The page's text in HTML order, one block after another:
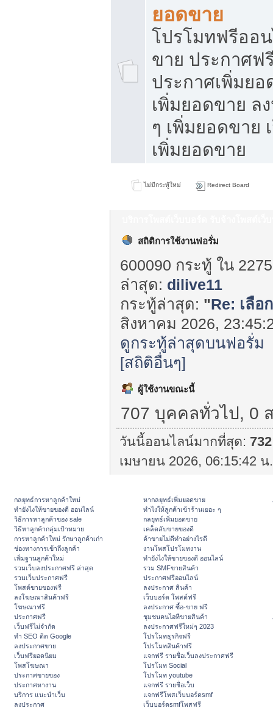
ยอดขาย
โปรโมทฟรีออ
ขาย ประกาศฟ
ประกาศเพิ่มย
เพิ่มยอดขาย ล
ๆ เพิ่มยอดขาย
เพิ่มยอดขาย
ไม่มีกระทู้ใหม่ Redirect Board
สถิติการใช้งานฟอรั่ม
600090 กระทู้ ใน
ล่าสุด: dilive11
กระทู้ล่าสุด: "Re: เลือ
สิงหาคม 2026,
ดูกระทู้ล่าสุดบนฟอรั่ม
[สถิติอื่นๆ]
ผู้ใช้งานขณะนี้
707 บุคคลทั่วไป, 0
วันนี้ออนไลน์มากที่สุด: 732
เมษายน 2026, 06:15:42 น
กลยุทธ์การหาลูกค้าใหม่
ทํายังไงให้ขายของดี ออนไลน์
วิธีการหาลูกค้าของ sale
วิธีหาลูกค้ากลุ่มเป้าหมาย
การหาลูกค้าใหม่ รักษาลูกค้าเก่า
ช่องทางการเข้าถึงลูกค้า
เพิ่มฐานลูกค้าใหม่
รวมเว็บลงประกาศฟรี ล่าสุด
รวมเว็บประกาศฟรี
โพสต์ขายของฟรี
ลงโฆษณาสินค้าฟรี
โฆษณาฟรี
ประกาศฟรี
เว็บฟรีไม่จำกัด
ทำ SEO ติด Google
ลงประกาศขาย
เว็บฟรียอดนิยม
โพสโฆษณา
ประกาศขายของ
ประกาศหางาน
บริการ แนะนำเว็บ
ลงประกาศ
หากลยุทธ์เพิ่มยอดขาย
ทําไงให้ลูกค้าเข้าร้านเยอะ ๆ
กลยุทธ์เพิ่มยอดขาย
เคล็ดลับขายของดี
ค้าขายไม่ดีทำอย่างไรดี
งานโพสโปรโมทงาน
ทํายังไงให้ขายของดี ออนไลน์
รวม SMFขายสินค้า
ประกาศฟรีออนไลน์
ลงประกาศ สินค้า
เว็บบอร์ด โพสต์ฟรี
ลงประกาศ ซื้อ-ขาย ฟรี
ชุมชนคนไอทีขายสินค้า
ลงประกาศฟรีใหม่ๆ 2023
โปรโมทธุรกิจฟรี
โปรโมทสินค้าฟรี
แจกฟรี รายชื่อเว็บลงประกาศฟรี
โปรโมท Social
โปรโมท youtube
แจกฟรี รายชื่อเว็บ
แจกฟรีโพสเว็บบอร์ดsmf
เว็บบอร์ดsmfโพสฟรี